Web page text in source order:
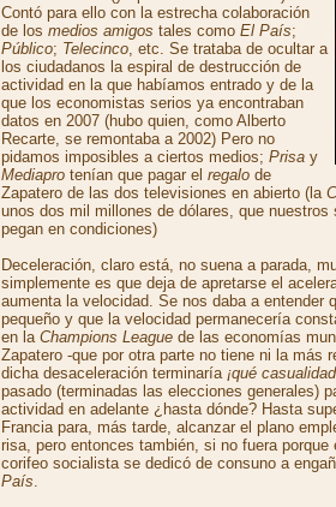
Contó para ello con la estrecha colaboración
de los medios amigos tales como El País;
Público; Telecinco, etc. Se trataba de ocultar a
los ciudadanos la espiral de destrucción de
actividad en la que habíamos entrado y de la
que los economistas serios ya encontraban
datos en 2007 (hubo quien, como Alberto
Recarte, se remontaba a 2002) Pero no
pidamos imposibles a ciertos medios; Prisa y
Mediapro tenían que pagar el regalo de
Zapatero de las dos televisiones en abierto (la
unos dos mil millones de dólares, que
pegan en condiciones)
Deceleración, claro está, no suena a parada,
simplemente es que deja de apretarse el
aumenta la velocidad. Se nos daba a entender
pequeño y que la velocidad permanecería
en la Champions League de las economías
Zapatero -que por otra parte no tiene ni la más
dicha desaceleración terminaría ¡qué
pasado (terminadas las elecciones generales)
actividad en adelante ¿hasta dónde? Hasta
Francia para, más tarde, alcanzar el plano
risa, pero entonces también, si no fuera porque
corifeo socialista se dedicó de consuno a
País.